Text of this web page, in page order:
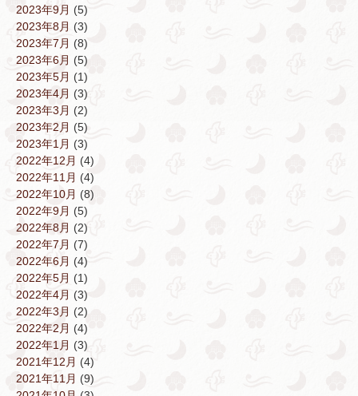
2023年9月 (5)
2023年8月 (3)
2023年7月 (8)
2023年6月 (5)
2023年5月 (1)
2023年4月 (3)
2023年3月 (2)
2023年2月 (5)
2023年1月 (3)
2022年12月 (4)
2022年11月 (4)
2022年10月 (8)
2022年9月 (5)
2022年8月 (2)
2022年7月 (7)
2022年6月 (4)
2022年5月 (1)
2022年4月 (3)
2022年3月 (2)
2022年2月 (4)
2022年1月 (3)
2021年12月 (4)
2021年11月 (9)